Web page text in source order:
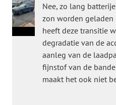
Nee, zo lang
zon worden geladen
heeft deze transitie
degradatie van de
aanleg van de
fijnstof van de
maakt het ook niet